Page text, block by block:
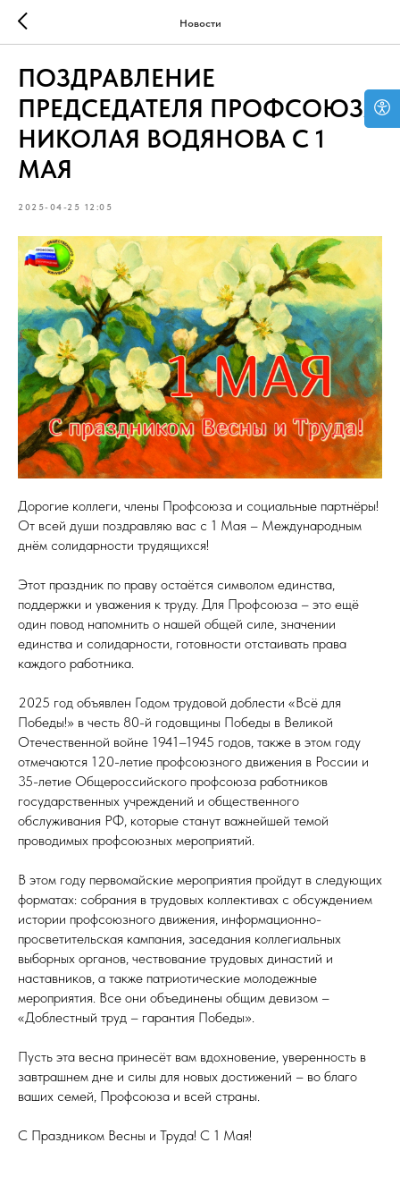
Новости
ПОЗДРАВЛЕНИЕ
ПРЕДСЕДАТЕЛЯ ПРОФСОЮЗА
НИКОЛАЯ ВОДЯНОВА С 1
МАЯ
2025-04-25 12:05
Дорогие коллеги, члены Профсоюза и социальные партнёры!
От всей души поздравляю вас с 1 Мая – Международным
днём солидарности трудящихся!
Этот праздник по праву остаётся символом единства,
поддержки и уважения к труду. Для Профсоюза – это ещё
один повод напомнить о нашей общей силе, значении
единства и солидарности, готовности отстаивать права
каждого работника.
2025 год объявлен Годом трудовой доблести «Всё для
Победы!» в честь 80-й годовщины Победы в Великой
Отечественной войне 1941–1945 годов, также в этом году
отмечаются 120-летие профсоюзного движения в России и
35-летие Общероссийского профсоюза работников
государственных учреждений и общественного
обслуживания РФ, которые станут важнейшей темой
проводимых профсоюзных мероприятий.
В этом году первомайские мероприятия пройдут в следующих
форматах: собрания в трудовых коллективах с обсуждением
истории профсоюзного движения, информационно-
просветительская кампания, заседания коллегиальных
выборных органов, чествование трудовых династий и
наставников, а также патриотические молодежные
мероприятия. Все они объединены общим девизом –
«Доблестный труд – гарантия Победы».
Пусть эта весна принесёт вам вдохновение, уверенность в
завтрашнем дне и силы для новых достижений – во благо
ваших семей, Профсоюза и всей страны.
С Праздником Весны и Труда! С 1 Мая!